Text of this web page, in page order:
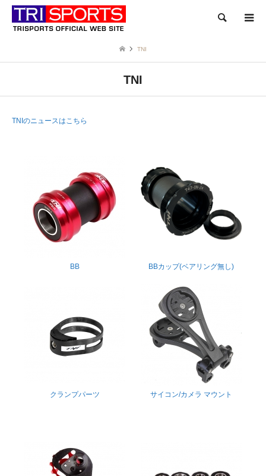
検索
TNI
TNI
TNIのニュースはこちら
BB BBカップ(ベアリング無し)
クランプパーツ サイコン/カメラ マウント